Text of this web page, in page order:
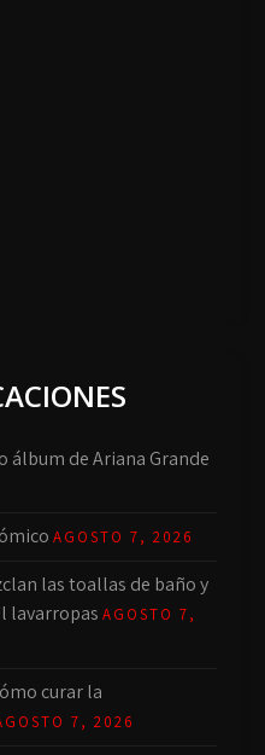
álbum de Ariana Grande
AGOSTO 7, 2026
las toallas de baño y
lavarropas AGOSTO 7,
curar la
7, 2026